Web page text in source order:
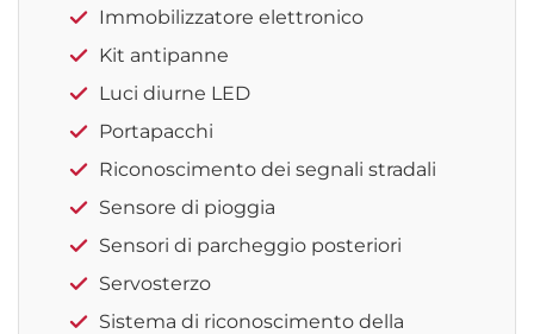
Immobilizzatore elettronico
Kit antipanne
Luci diurne LED
Portapacchi
Riconoscimento dei segnali stradali
Sensore di pioggia
Sensori di parcheggio posteriori
Servosterzo
Sistema di riconoscimento della